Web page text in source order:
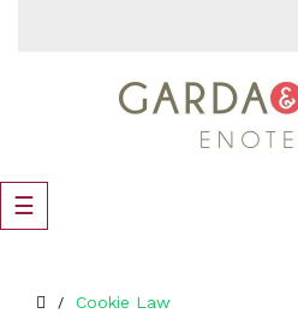
navigazione
Toggle
☰
Cookie Law